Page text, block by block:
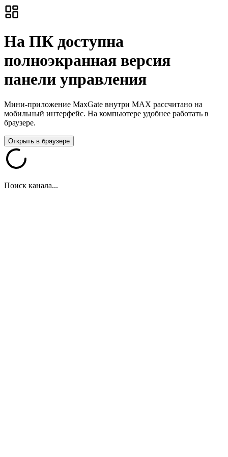
На ПК доступна
полноэкранная версия
панели управления
Мини-приложение MaxGate внутри MAX рассчитано на
мобильный интерфейс. На компьютере удобнее работать в
браузере.
Открыть в браузере
Поиск канала...